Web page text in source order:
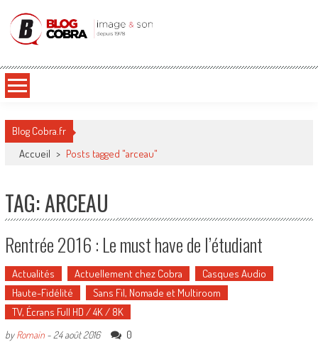
Blog Cobra
Blog Cobra.fr
Accueil > Posts tagged "arceau"
TAG: ARCEAU
Rentrée 2016 : Le must have de l’étudiant
Actualités Actuellement chez Cobra
Casques Audio
Haute-Fidélité
Sans Fil, Nomade et Multiroom
TV, Écrans Full HD / 4K / 8K
byRomain- 24 août 2016 0